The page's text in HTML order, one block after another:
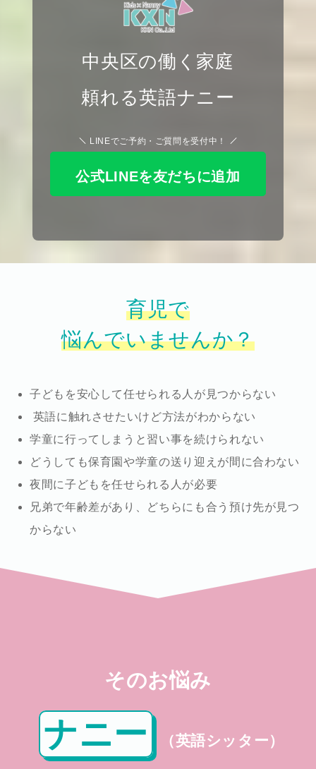
中央区の働く家庭
頼れる英語ナニー
LINEでご予約・ご質問を受付中！
公式LINEを友だちに追加
育児で
悩んでいませんか？
子どもを安心して任せられる人が見つからない
英語に触れさせたいけど方法がわからない
学童に行ってしまうと習い事を続けられない
どうしても保育園や学童の送り迎えが間に合わない
夜間に子どもを任せられる人が必要
兄弟で年齢差があり、どちらにも合う預け先が見つ
からない
そのお悩み
ナニー （英語シッター）